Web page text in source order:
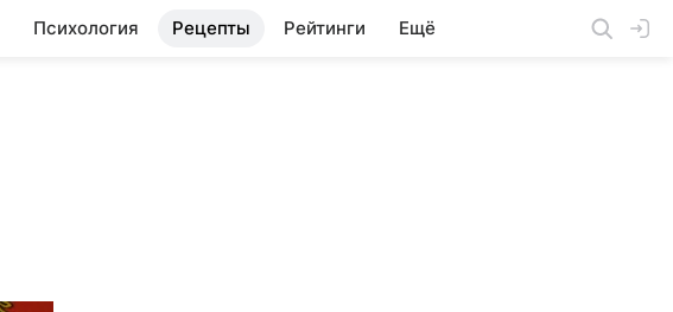
Психология Рецепты Рейтинги Ещё